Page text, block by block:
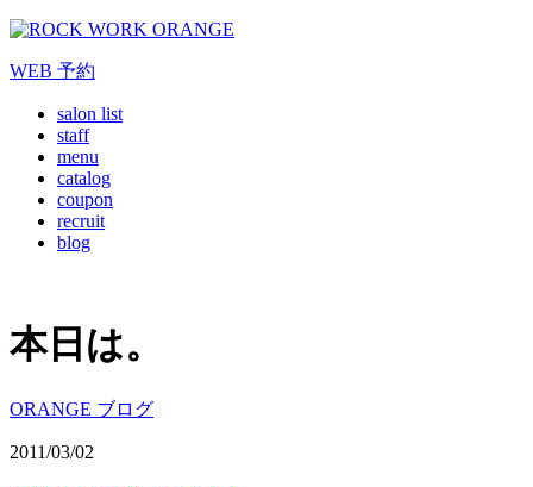
WEB 予約
salon list
staff
menu
catalog
coupon
recruit
blog
本日は。
ORANGE ブログ
2011/03/02